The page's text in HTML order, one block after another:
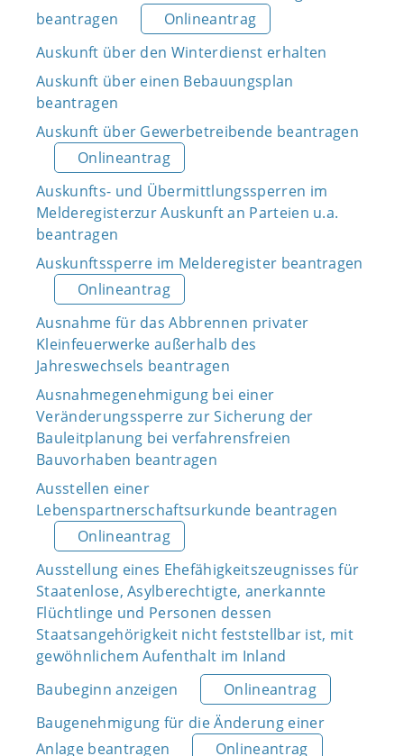
beantragen
Onlineantrag
Auskunft über den Winterdienst erhalten
Auskunft über einen Bebauungsplan
beantragen
Auskunft über Gewerbetreibende beantragen
Onlineantrag
Auskunfts- und Übermittlungssperren im
Melderegisterzur Auskunft an Parteien u.a.
beantragen
Auskunftssperre im Melderegister beantragen
Onlineantrag
Ausnahme für das Abbrennen privater
Kleinfeuerwerke außerhalb des
Jahreswechsels beantragen
Ausnahmegenehmigung bei einer
Veränderungssperre zur Sicherung der
Bauleitplanung bei verfahrensfreien
Bauvorhaben beantragen
Ausstellen einer
Lebenspartnerschaftsurkunde beantragen
Onlineantrag
Ausstellung eines Ehefähigkeitszeugnisses für
Staatenlose, Asylberechtigte, anerkannte
Flüchtlinge und Personen dessen
Staatsangehörigkeit nicht feststellbar ist, mit
gewöhnlichem Aufenthalt im Inland
Baubeginn anzeigen
Onlineantrag
Baugenehmigung für die Änderung einer
Anlage beantragen
Onlineantrag